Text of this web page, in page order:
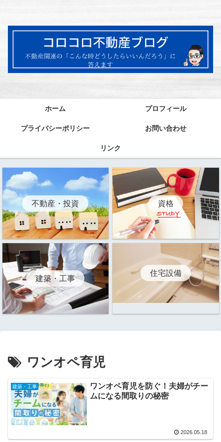
ホーム プロフィール
プライバシーポリシー お問い合わせ
リンク
不動産・投資 資格
建築・工事
住宅設備
ワンオペ育児
建築・工事
ワンオペ育児を防ぐ！夫婦がチー
ムになる間取りの秘密
2026.05.18